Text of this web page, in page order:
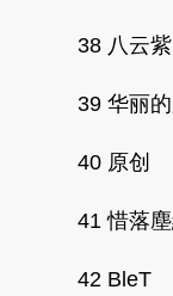
38 八云紫
39 华丽的
40 原创
41 惜落塵
42 BleT